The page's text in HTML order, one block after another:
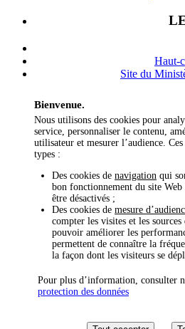
Haut-
Site du
Bienvenue.
Nous utilisons des cookies pour
service, personnaliser le contenu,
utilisateur et mesurer l’audience.
types :
Des cookies de navigation qui
bon fonctionnement du site
être désactivés ;
Des cookies de mesure
compter les visites et les
pouvoir améliorer les
permettent de connaître la
la façon dont les visiteurs se
Pour plus d’information, consulter
protection des données